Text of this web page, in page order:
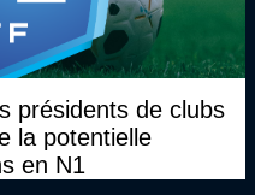
présidents de clubs
la potentielle
en N1